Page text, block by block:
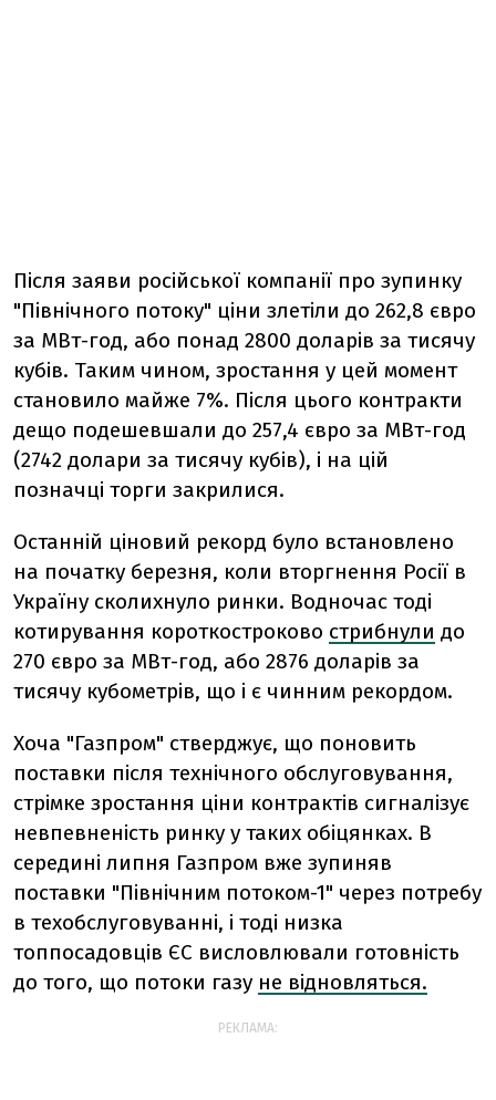
Після заяви російської компанії про зупинку
"Північного потоку" ціни злетіли до 262,8 євро
за МВт-год, або понад 2800 доларів за тисячу
кубів. Таким чином, зростання у цей момент
становило майже 7%. Після цього контракти
дещо подешевшали до 257,4 євро за МВт-год
(2742 долари за тисячу кубів), і на цій
позначці торги закрилися.
Останній ціновий рекорд було встановлено
на початку березня, коли вторгнення Росії в
Україну сколихнуло ринки. Водночас тоді
котирування короткостроково стрибнули до
270 євро за МВт-год, або 2876 доларів за
тисячу кубометрів, що і є чинним рекордом.
Хоча "Газпром" стверджує, що поновить
поставки після технічного обслуговування,
стрімке зростання ціни контрактів сигналізує
невпевненість ринку у таких обіцянках. В
середині липня Газпром вже зупиняв
поставки "Північним потоком-1" через потребу
в техобслуговуванні, і тоді низка
топпосадовців ЄС висловлювали готовність
до того, що потоки газу не відновляться.
РЕКЛАМА: